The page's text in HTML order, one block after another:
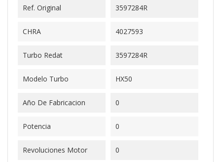
Ref. Original 3597284R
CHRA 4027593
Turbo Redat 3597284R
Modelo Turbo HX50
Año De Fabricacion 0
Potencia 0
Revoluciones Motor 0